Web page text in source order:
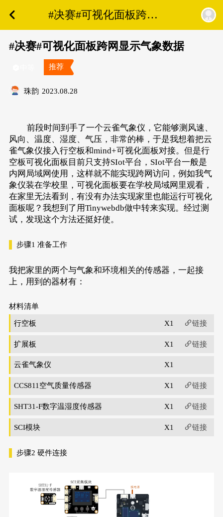
#决赛#可视化面板跨网
显示气象数据
#决赛#可视化面板跨网显示气象数据
推荐
珠韵 2023.08.28
前段时间到手了一个云雀气象仪，它能够测风速、
风向、温度、湿度、气压，非常的棒，于是我想着把云
雀气象仪接入行空板和mind+可视化面板对接。但是行
空板可视化面板目前只支持SIot平台，SIot平台一般是
内网局域网使用，这样就不能实现跨网访问，例如我气
象仪装在学校里，可视化面板要在学校局域网里观看，
在家里无法看到，有没有办法实现家里也能运行可视化
面板呢？我想到了用Tinywebdb做中转来实现。经过测
试，发现这个方法还挺好使。
步骤1 准备工作
我把家里的两个与气象和环境相关的传感器，一起接
上，用到的器材有：
材料清单
行空板 X1 链接
扩展板 X1 链接
云雀气象仪 X1
CCS811空气质量传感器 X1 链接
SHT31-F数字温湿度传感器 X1 链接
SCI模块 X1 链接
步骤2 硬件连接